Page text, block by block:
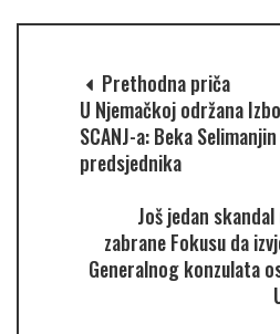
Prethodna priča
U Njemačkoj održana
SCANJ-a: Beka
predsjednika
Još jedan
zabrane Fokusu da
Generalnog konzulata